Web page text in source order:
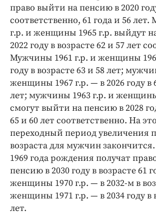
право выйти на пенсию в 2020
соответственно, 61 года и 56
г.р. и женщины 1965 г.р. выйдут
2022 году в возрасте 62 и 57 лет
Мужчины 1961 г.р. и женщины
году в возрасте 63 и 58 лет;
женщины 1967 г.р. — в 2026 году в
лет; мужчины 1963 г.р. и женщины
смогут выйти на пенсию в 2028
65 и 60 лет соответственно. На
переходный период увеличения
возраста для мужчин
1969 года рождения получат
пенсию в 2030 году в возрасте 61
женщины 1970 г.р. — в 2032-м в
женщины 1971 г.р. — в 2034 году в
лет.